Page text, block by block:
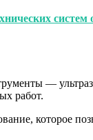
—
работ.
которое